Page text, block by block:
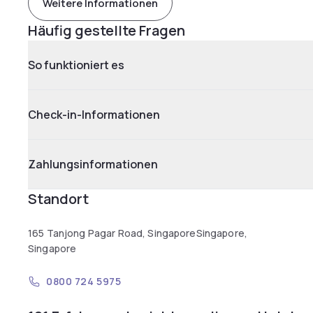
Häufig gestellte Fragen
So funktioniert es
Check-in-Informationen
Zahlungsinformationen
Standort
165 Tanjong Pagar Road, SingaporeSingapore,
Singapore
0800 724 5975